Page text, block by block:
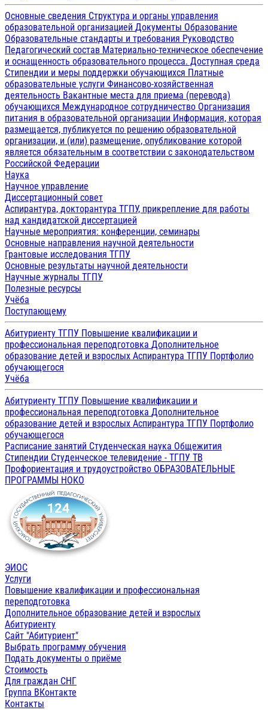
Основные сведения Структура и органы управления
образовательной организацией Документы Образование
Образовательные стандарты и требования Руководство
Педагогический состав Материально-техническое обеспечение
и оснащенность образовательного процесса. Доступная среда
Стипендии и меры поддержки обучающихся Платные
образовательные услуги Финансово-хозяйственная
деятельность Вакантные места для приема (перевода)
обучающихся Международное сотрудничество Организация
питания в образовательной организации Информация, которая
размещается, публикуется по решению образовательной
организации, и (или) размещение, опубликование которой
является обязательным в соответствии с законодательством
Российской Федерации
Наука
Научное управление
Диссертационный совет
Аспирантура, докторантура ТГПУ, прикрепление для работы
над кандидатской диссертацией
Научные мероприятия: конференции, семинары
Основные направления научной деятельности
Грантовые исследования ТГПУ
Основные результаты научной деятельности
Научные журналы ТГПУ
Полезные ресурсы
Учёба
Поступающему
Абитуриенту ТГПУ Повышение квалификации и
профессиональная переподготовка Дополнительное
образование детей и взрослых Аспирантура ТГПУ Портфолио
обучающегося
Учёба
Абитуриенту ТГПУ Повышение квалификации и
профессиональная переподготовка Дополнительное
образование детей и взрослых Аспирантура ТГПУ Портфолио
обучающегося
Расписание занятий Студенческая наука Общежития
Стипендии Студенческое телевидение - ТГПУ ТВ
Профориентация и трудоустройство ОБРАЗОВАТЕЛЬНЫЕ
ПРОГРАММЫ НОКО
ЭИОС
Услуги
Повышение квалификации и профессиональная
переподготовка
Дополнительное образование детей и взрослых
Абитуриенту
Сайт "Абитуриент"
Выбрать программу обучения
Подать документы о приёме
Стоимость
Для граждан СНГ
Группа ВКонтакте
Контакты